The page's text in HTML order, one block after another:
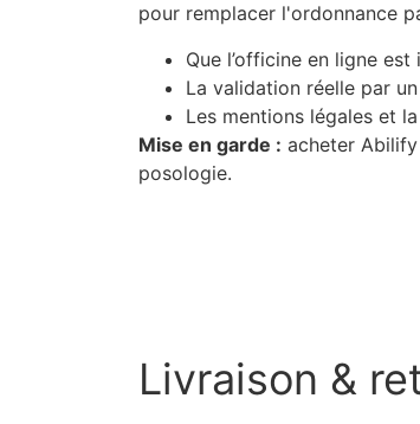
pour remplacer l'ordonnance
Que l’officine en ligne
La validation réelle par
Les mentions légales et
Mise en garde : acheter
posologie.
Livraison &